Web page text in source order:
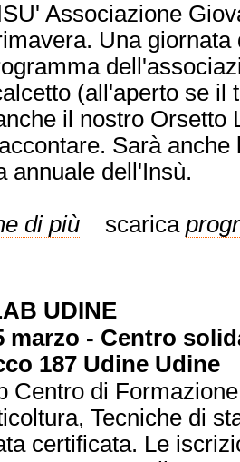
Associazione
Una
(all'aperto se il
il nostro Orsetto
Sarà
annuale dell'Insù.
di piùscarica
UDINE
marzo - Centro
187 Udine Udine
Centro di
Tecniche di
certificata. Le